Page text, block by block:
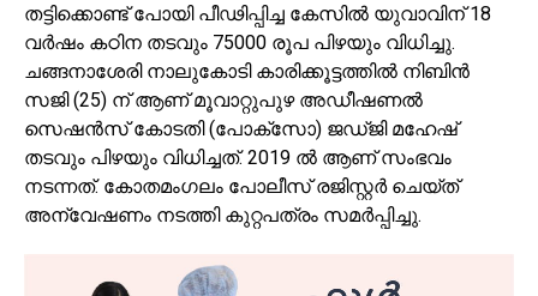
തട്ടിക്കൊണ്ട് പോയി പീഢിപ്പിച്ച കേസിൽ യുവാവിന് 18
വർഷം കഠിന തടവും 75000 രൂപ പിഴയും വിധിച്ചു.
ചങ്ങനാശേരി നാലുകോടി കാരിക്കൂട്ടത്തിൽ നിബിൻ
സജി (25) ന് ആണ് മൂവാറ്റുപുഴ അഡീഷണൽ
സെഷൻസ് കോടതി (പോക്സോ) ജഡ്ജി മഹേഷ്
തടവും പിഴയും വിധിച്ചത്. 2019 ൽ ആണ് സംഭവം
നടന്നത്. കോതമംഗലം പോലീസ് രജിസ്റ്റർ ചെയ്ത്
അന്വേഷണം നടത്തി കുറ്റപത്രം സമർപ്പിച്ചു.